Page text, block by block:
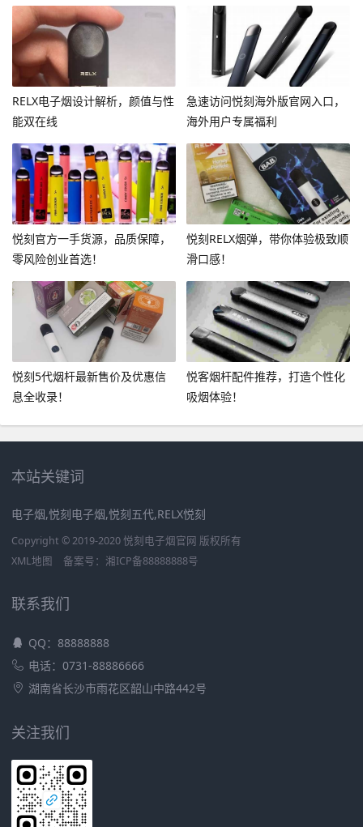
RELX电子烟设计解析，颜值与性
能双在线
急速访问悦刻海外版官网入口，
海外用户专属福利
悦刻官方一手货源，品质保障，
零风险创业首选！
悦刻RELX烟弹，带你体验极致顺
滑口感！
悦刻5代烟杆最新售价及优惠信
息全收录！
悦客烟杆配件推荐，打造个性化
吸烟体验！
本站关键词
电子烟,悦刻电子烟,悦刻五代,RELX悦刻
Copyright © 2019-2020 悦刻电子烟官网 版权所有
XML地图
备案号： 湘ICP备88888888号
联系我们
QQ：88888888
电话：0731-88886666
湖南省长沙市雨花区韶山中路442号
关注我们